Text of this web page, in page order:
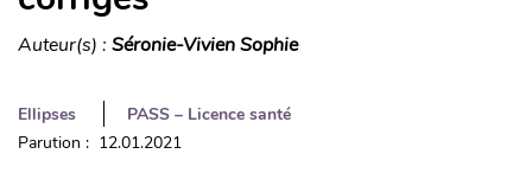
Auteur(s) : Séronie-Vivien Sophie
Ellipses
PASS – Licence santé
Parution : 12.01.2021